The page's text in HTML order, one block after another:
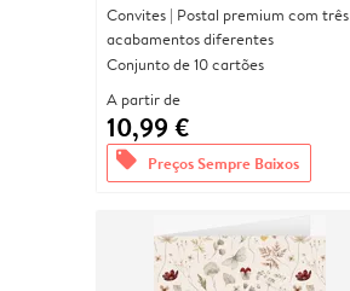
Convites | Postal premium com três
acabamentos diferentes
Conjunto de 10 cartões
A partir de
10,99 €
offers Preços Sempre Baixos